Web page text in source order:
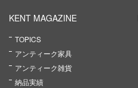
KENT MAGAZINE
TOPICS
アンティーク家具
アンティーク雑貨
納品実績